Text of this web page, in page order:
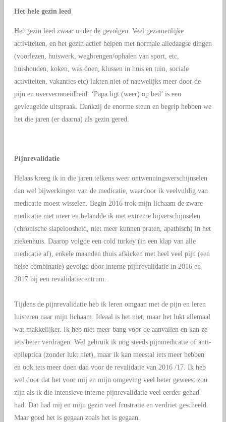
Het hele gezin leed
Het gezin leed zwaar onder de gevolgen. Veel gezamenlijke
activiteiten, en het gezin actief helpen met normale alledaagse dingen
(voorlezen, huiswerk, wegbrengen/ophalen van sport, etc,
huishouden, koken, was doen, klussen in huis en tuin, sociale
activiteiten, vakanties etc) lukten niet of nauwelijks meer door de
pijn en oververmoeidheid. ‘Papa ligt (weer) op bed’ is een
gevleugelde uitspraak. Dankzij de enorme steun en begrip hebben we
het die jaren (er daarna) als gezin gered.
Pijnrevalidatie
Helaas kreeg ik in die jaren telkens weer ontwenningsverschijnselen
dan wel bijwerkingen van de medicatie, waardoor ik veelvuldig van
medicatie moest wisselen. Begin 2016 trok mijn lichaam de zware
medicatie niet meer en belandde ik met extreme bijverschijnselen
(chronische slapeloosheid, niet meer kunnen praten, apathisch) in het
ziekenhuis. Daarop volgde een cold turkey (in een klap van alle
medicatie af), enkele maanden thuis afkicken met heel veel pijn (een
helse combinatie) gevolgd door interne pijnrevalidatie in 2016 en
2017 bij een revalidatiecentrum.
Tijdens de pijnrevalidatie heb ik leren omgaan met de pijn en leren
luisteren naar mijn lichaam. Ideaal is het niet, maar het lukt allemaal
wat makkelijker. Ik heb niet meer bang voor de aanvallen en kan ze
iets beter verdragen. Wel gebruik ik nog steeds pijnmedicatie of anti-
epileptica (zonder lukt niet), maar ik kan meestal iets meer hebben
en ook iets meer doen dan voor de revalidatie van 2016 /17. Ik heb
wel door dat het voor mij en mijn omgeving veel beter geweest zou
zijn als ik die intensieve interne pijnrevalidatie veel eerder gehad
had. Dat had mij en mijn gezin veel frustratie en verdriet gescheeld.
Maar goed het is gegaan zoals het is gegaan.